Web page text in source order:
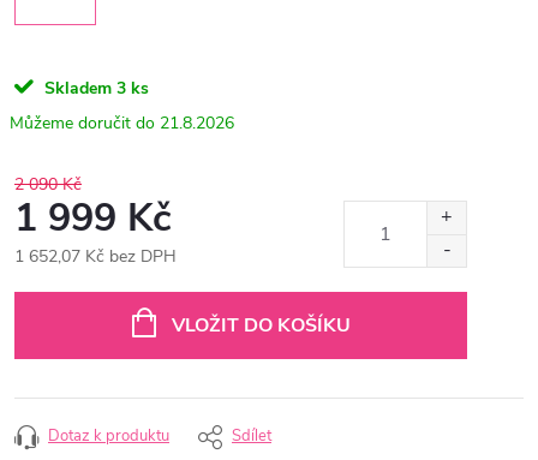
Skladem 3 ks
21.8.2026
2 090 Kč
1 999 Kč
1 652,07 Kč bez DPH
VLOŽIT DO KOŠÍKU
Dotaz k produktu Sdílet